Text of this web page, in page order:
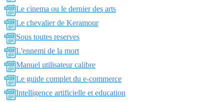
Le cinema ou le dernier des arts
Le chevalier de Keramour
Sous toutes reserves
L'ennemi de la mort
Manuel utilisateur calibre
Le guide complet du e-commerce
Intelligence artificielle et education